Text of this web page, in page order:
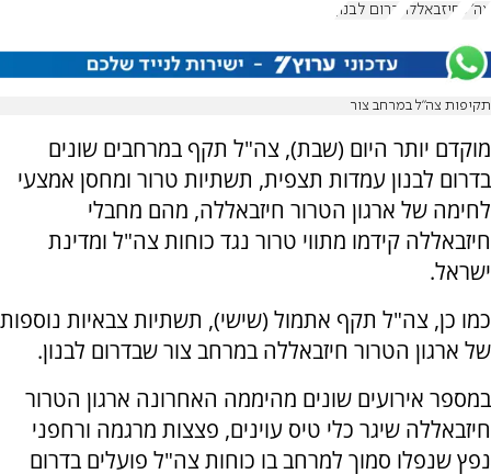
צה"ל חיזבאללה דרום לבנון
תקיפות צה"ל במרחב צור
מוקדם יותר היום (שבת), צה"ל תקף במרחבים שונים
בדרום לבנון עמדות תצפית, תשתיות טרור ומחסן אמצעי
לחימה של ארגון הטרור חיזבאללה, מהם מחבלי
חיזבאללה קידמו מתווי טרור נגד כוחות צה"ל ומדינת
ישראל.
כמו כן, צה"ל תקף אתמול (שישי), תשתיות צבאיות נוספות
של ארגון הטרור חיזבאללה במרחב צור שבדרום לבנון.
במספר אירועים שונים מהיממה האחרונה ארגון הטרור
חיזבאללה שיגר כלי טיס עוינים, פצצות מרגמה ורחפני
נפץ שנפלו סמוך למרחב בו כוחות צה"ל פועלים בדרום